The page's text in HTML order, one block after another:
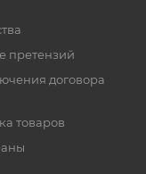
претензий
договора
товаров